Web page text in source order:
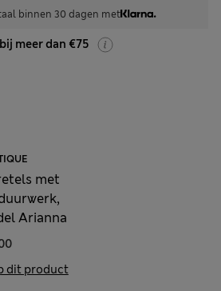
binnen 30 dagen met
meer dan €75
met
Arianna
dit product